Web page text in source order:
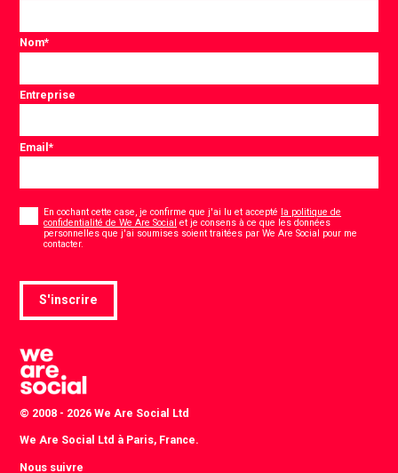
Nom*
Entreprise
Email*
En cochant cette case, je confirme que j'ai lu et accepté la politique de
confidentialité de We Are Social et je consens à ce que les données
personnelles que j'ai soumises soient traitées par We Are Social pour me
contacter.
S'inscrire
© 2008 - 2026 We Are Social Ltd
We Are Social Ltd à Paris, France.
Nous suivre